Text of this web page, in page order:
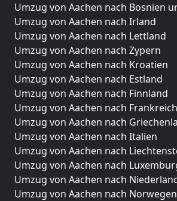
Umzug von Aachen nach Bosnien
Umzug von Aachen nach Irland
Umzug von Aachen nach Lettland
Umzug von Aachen nach Zypern
Umzug von Aachen nach Kroatien
Umzug von Aachen nach Estland
Umzug von Aachen nach Finnland
Umzug von Aachen nach Frankreich
Umzug von Aachen nach
Umzug von Aachen nach Italien
Umzug von Aachen nach
Umzug von Aachen nach
Umzug von Aachen nach
Umzug von Aachen nach Norwegen